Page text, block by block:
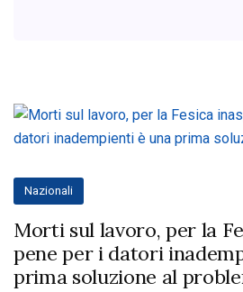
Nazionali
Morti sul lavoro, per la
pene per i datori
prima soluzione al